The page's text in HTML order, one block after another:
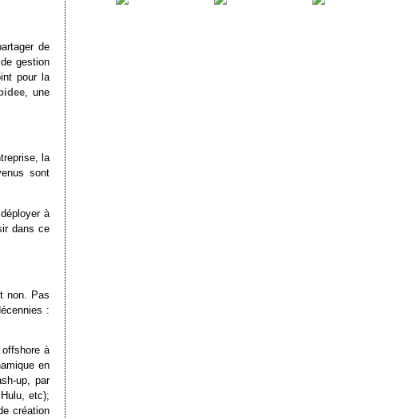
de
gestion
pour la
, une
la
sont
à
dans ce
non. Pas
:
à
en
up, par
etc);
création